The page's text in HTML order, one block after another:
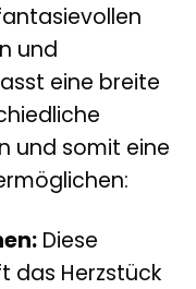
und
eine breite
und somit eine
Diese
das Herzstück